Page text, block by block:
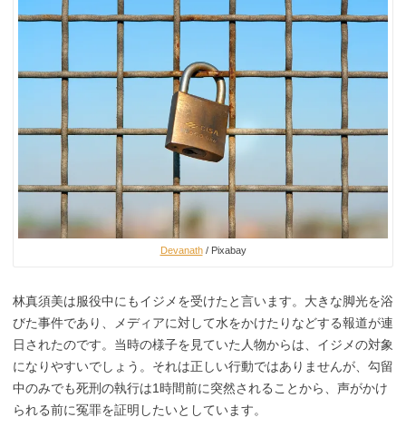
Devanath/ Pixabay
林真須美は服役中にもイジメを受けたと言います。大きな脚光を浴
びた事件であり、メディアに対して水をかけたりなどする報道が連
日されたのです。当時の様子を見ていた人物からは、イジメの対象
になりやすいでしょう。それは正しい行動ではありませんが、勾留
中のみでも死刑の執行は1時間前に突然されることから、声がかけ
られる前に冤罪を証明したいとしています。